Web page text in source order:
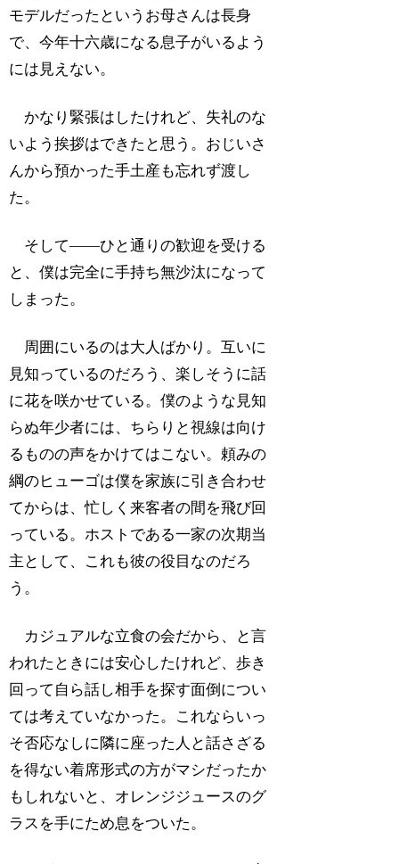
モデルだったというお母さんは長身
で、今年十六歳になる息子がいるよう
には見えない。
かなり緊張はしたけれど、失礼のな
いよう挨拶はできたと思う。おじいさ
んから預かった手土産も忘れず渡し
た。
そして――ひと通りの歓迎を受ける
と、僕は完全に手持ち無沙汰になって
しまった。
周囲にいるのは大人ばかり。互いに
見知っているのだろう、楽しそうに話
に花を咲かせている。僕のような見知
らぬ年少者には、ちらりと視線は向け
るものの声をかけてはこない。頼みの
綱のヒューゴは僕を家族に引き合わせ
てからは、忙しく来客者の間を飛び回
っている。ホストである一家の次期当
主として、これも彼の役目なのだろ
う。
カジュアルな立食の会だから、と言
われたときには安心したけれど、歩き
回って自ら話し相手を探す面倒につい
ては考えていなかった。これならいっ
そ否応なしに隣に座った人と話さざる
を得ない着席形式の方がマシだったか
もしれないと、オレンジジュースのグ
ラスを手にため息をついた。